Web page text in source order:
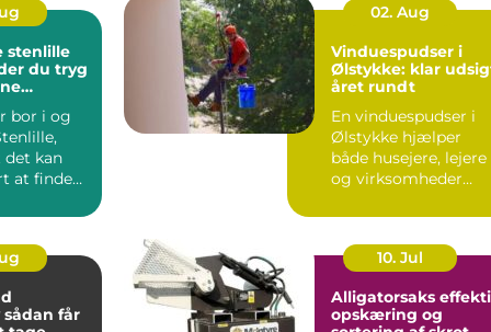
stenlille
du tryg
bor i og
det kan
at finde
02. Aug
Vinduespudser i
Ølstykke: klar
året rundt
En vinduespudser i
Ølstykke hjælper
både husejere, lejere
og virksomheder
10. Jul
Alligatorsaks effektiv
opskæring og